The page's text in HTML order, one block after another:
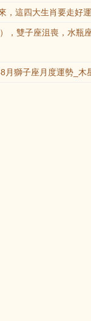
，這四大生肖要走好
，雙子座沮喪，水瓶
月獅子座月度運勢_木